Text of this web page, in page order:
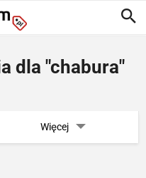
dla "chabura"
Więcej